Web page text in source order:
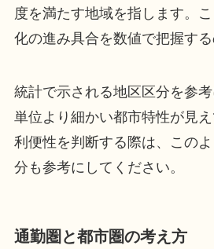
度を満たす地域を指します。
化の進み具合を数値で把握する
統計で示される地区区分を参
単位より細かい都市特性が見
利便性を判断する際は、この
分も参考にしてください。
通勤圏と都市圏の考え方